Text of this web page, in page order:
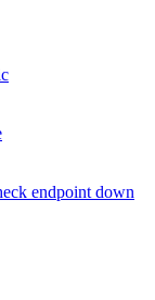
endpoint down